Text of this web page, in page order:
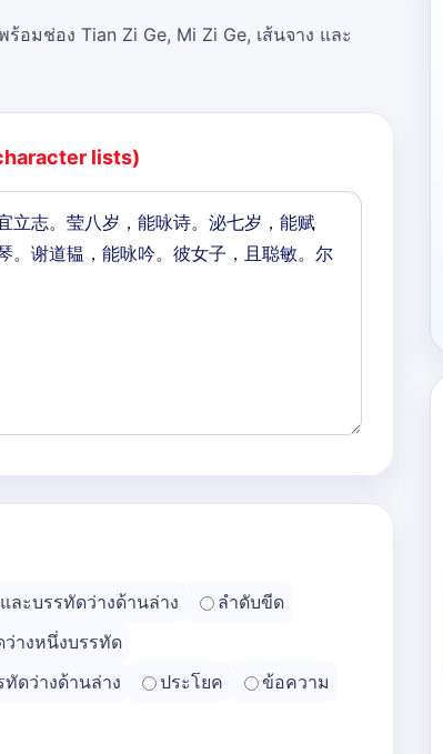
มช่อง Tian Zi Ge, Mi Zi Ge, เส้นจาง และ
lists)
ละบรรทัดว่างด้านล่าง
ลำดับขีด
างหนึ่งบรรทัด
ดว่างด้านล่าง ประโยค
ข้อความ